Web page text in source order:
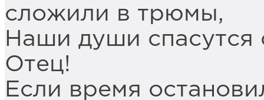
сложили в трюмы,
Наши души спасутся
Отец!
Если время